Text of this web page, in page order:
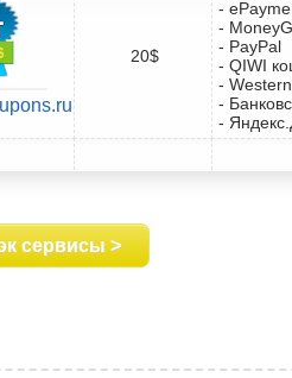
20$
-
-
- PayPal
- QIWI
-
-
-
сервисы >